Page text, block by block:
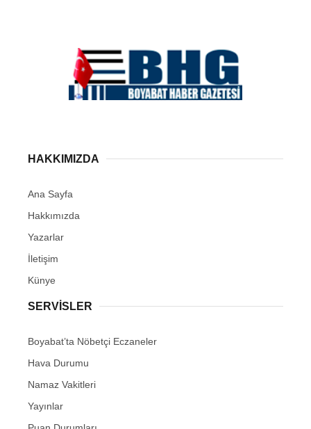
HAKKIMIZDA
Ana Sayfa
Hakkımızda
Yazarlar
İletişim
Künye
SERVISLER
Boyabat’ta Nöbetçi Eczaneler
Hava Durumu
Namaz Vakitleri
Yayınlar